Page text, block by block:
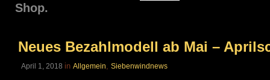
Shop.
Neues Bezahlmodell ab Mai –
April 1, 2018 in Allgemein, Siebenwindnews